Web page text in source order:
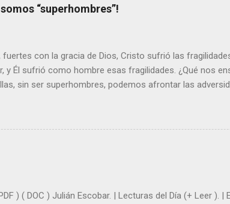
“superhombres”!
con la gracia de Dios, Cristo sufrió las
y Él sufrió como hombre esas fragilidades. ¿Qué nos
sin ser superhombres, podemos afrontar las
acompañados y protegidos por nosotros. “ Señor, soy
que al menos mis ramas y hojas den sombra en los
- ¿Superas tu fragilidad con la gracia de Dios? Julián
) ( DOC ) Julián Escobar. | Lecturas del Día (+ Leer ). |